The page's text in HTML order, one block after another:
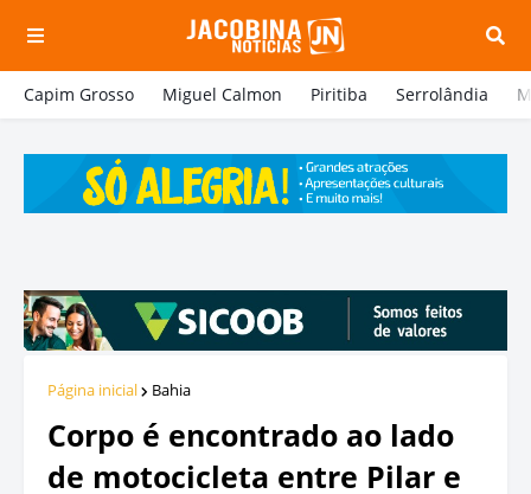
Capim Grosso Miguel Calmon Piritiba Serrolândia
Página inicial Bahia
Corpo é encontrado ao lado
de motocicleta entre Pilar e